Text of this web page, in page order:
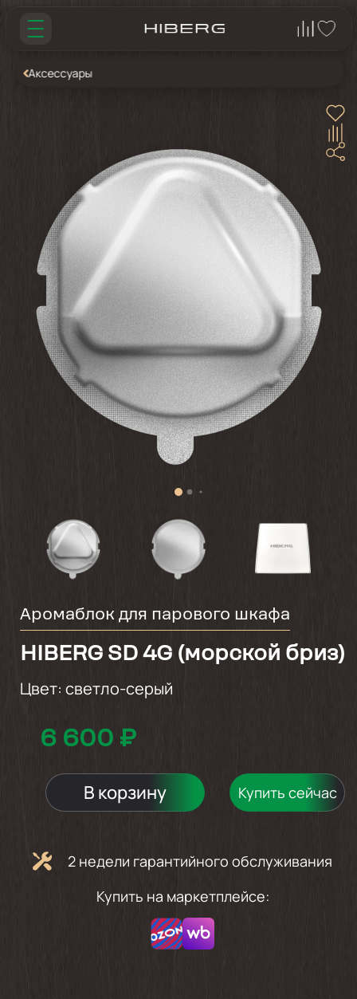
Аксессуары
Аромаблок для парового шкафа
HIBERG SD 4G (морской бриз)
Цвет: светло-серый
6 600 ₽
В корзину Купить сейчас
2 недели гарантийного обслуживания
Купить на маркетплейсе: